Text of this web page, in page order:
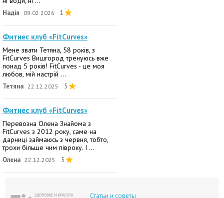
Надія 09.02.2026 1
Фитнес клуб «FitCurves»
Мене звати Тетяна, 58 років, з
FitCurves Вишгород тренуюсь вже
понад 5 років! FitCurves - це моя
любов, мій настрій ...
Тетяна 22.12.2025 5
Фитнес клуб «FitCurves»
Перевозна Олена Знайома з
FitCurves з 2012 року, саме на
дарниці займаюсь з червня, тобто,
трохи більше чим півроку. І ...
Олена 22.12.2025 5
Статьи и советы